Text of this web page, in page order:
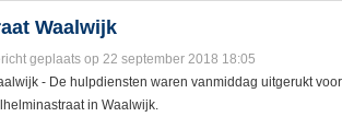
Waalwijk
geplaats op 22 september 2018 18:05
- De hulpdiensten waren vanmiddag uitgerukt
in Waalwijk.